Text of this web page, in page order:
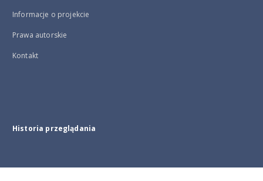
Informacje o projekcie
Prawa autorskie
Kontakt
Historia przeglądania